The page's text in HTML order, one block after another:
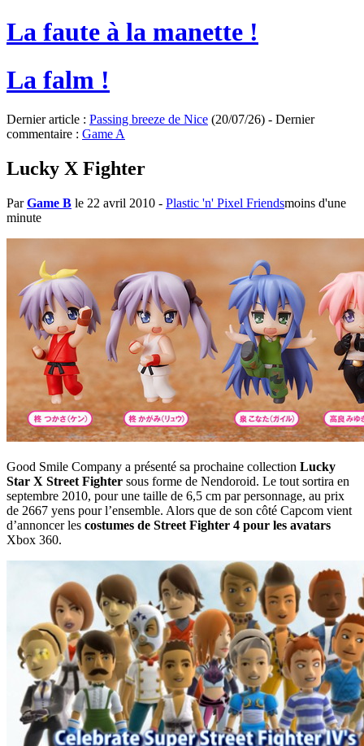
La faute à la manette !
La falm !
Dernier article : Passing breeze de Nice (20/07/26) - Dernier
commentaire : Game A
Lucky X Fighter
ParGame B le 22 avril 2010 - Plastic 'n' Pixel Friendsmoins d'une
minute
Good Smile Company a présenté sa prochaine collection Lucky
Star X Street Fighter sous forme de Nendoroid. Le tout sortira en
septembre 2010, pour une taille de 6,5 cm par personnage, au prix
de 2667 yens pour l’ensemble. Alors que de son côté Capcom vient
d’annoncer les costumes de Street Fighter 4 pour les avatars
Xbox 360.